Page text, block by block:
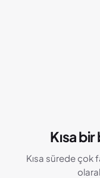
Kısa
Kısa sürede çok